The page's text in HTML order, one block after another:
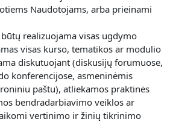
Naudotojams, arba prieinami
realizuojama visas ugdymo
visas kurso, tematikos ar modulio
diskutuojant (diskusijų forumuose,
konferencijose, asmeninėmis
paštu), atliekamos praktinės
bendradarbiavimo veiklos ar
vertinimo ir žinių tikrinimo